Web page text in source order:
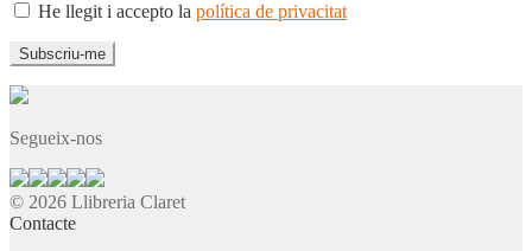
He llegit i accepto la política de privacitat
Segueix-nos
© 2026 Llibreria Claret
Contacte